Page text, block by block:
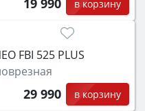
19 990 в корзину
FBI 525 PLUS
29 990 в корзину